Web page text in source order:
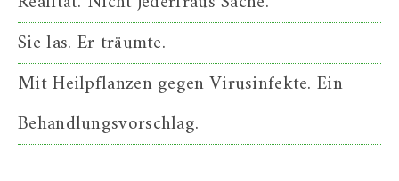
Sie las. Er träumte.
Mit Heilpflanzen gegen Virusinfekte. Ein
Behandlungsvorschlag.